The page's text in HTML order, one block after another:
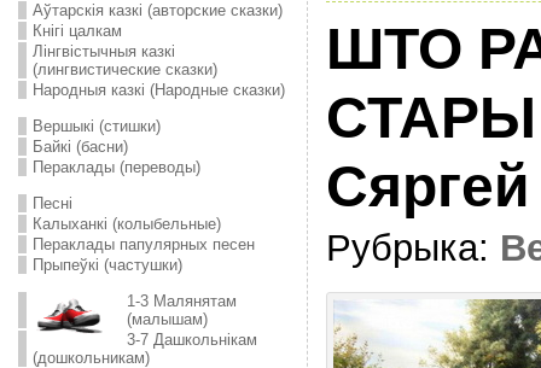
Аўтарскія казкі (авторские сказки)
Кнігі цалкам
Лінгвістычныя казкі
(лингвистические сказки)
Народныя казкі (Народные сказки)
Вершыкі (стишки)
Байкі (басни)
Пераклады (переводы)
Песні
Калыханкі (колыбельные)
Пераклады папулярных песен
Прыпеўкі (частушки)
1-3 Малянятам
(малышам)
3-7 Дашкольнікам
(дошкольникам)
ШТО
Рубрыка: